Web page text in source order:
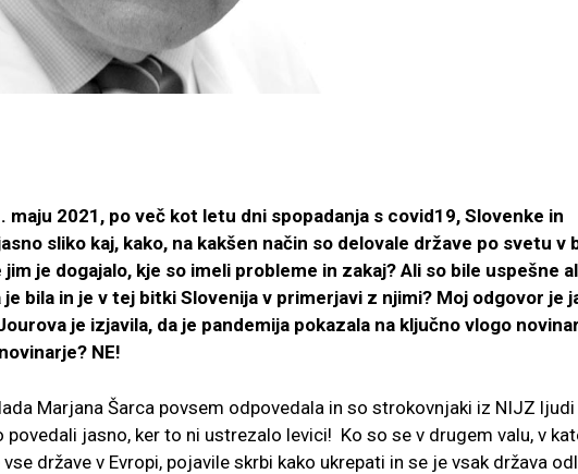
maju 2021, po več kot letu dni spopadanja s covid19, Slovenke in
sliko kaj, kako, na kakšen način so delovale države po svetu v
je dogajalo, kje so imeli probleme in zakaj? Ali so bile uspešne
je bila in je v tej bitki Slovenija v primerjavi z njimi? Moj odgovor je
je izjavila, da je pandemija pokazala na ključno vlogo
NE!
Marjana Šarca povsem odpovedala in so strokovnjaki iz NIJZ ljudi
jasno, ker to ni ustrezalo levici! Ko so se v drugem valu, v
države v Evropi, pojavile skrbi kako ukrepati in se je vsak država